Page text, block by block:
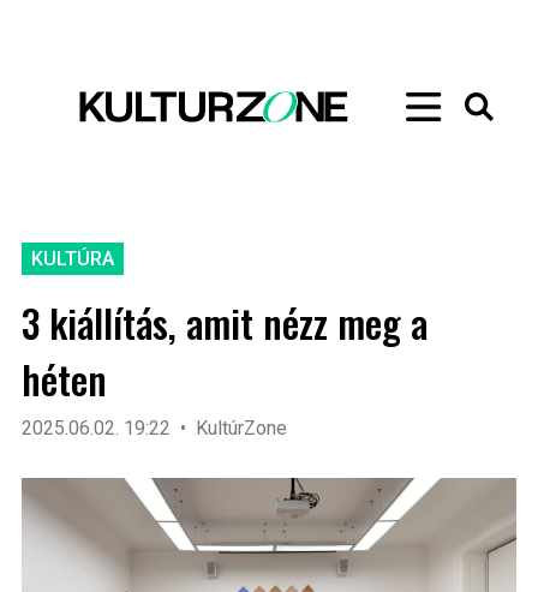
KULTÚRA
3 kiállítás, amit nézz meg a
héten
2025.06.02. 19:22 KultúrZone